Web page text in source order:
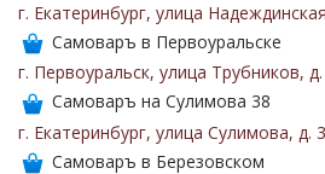
г. Екатеринбург, улица Надеждинская
Самоваръ в Первоуральске
г. Первоуральск, улица Трубников,
Самоваръ на Сулимова 38
г. Екатеринбург, улица Сулимова, д.
Самоваръ в Березовском